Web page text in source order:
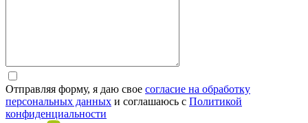
Отправляя форму, я даю свое согласие на обработку
персональных данных и соглашаюсь c Политикой
конфиденциальности